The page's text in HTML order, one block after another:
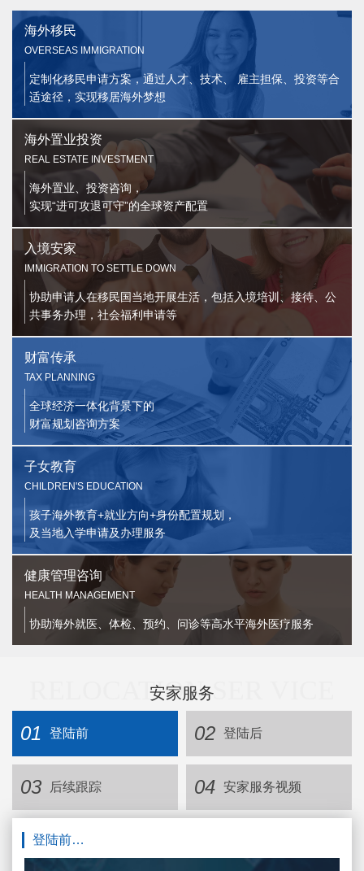
海外移民
OVERSEAS IMMIGRATION
定制化移民申请方案，通过人才、技术、 雇主担保、投资等合
适途径，实现移居海外梦想
海外置业投资
REAL ESTATE INVESTMENT
海外置业、投资咨询，
实现“进可攻退可守”的全球资产配置
入境安家
IMMIGRATION TO SETTLE DOWN
协助申请人在移民国当地开展生活，包括入境培训、接待、公
共事务办理，社会福利申请等
财富传承
TAX PLANNING
全球经济一体化背景下的
财富规划咨询方案
子女教育
CHILDREN'S EDUCATION
孩子海外教育+就业方向+身份配置规划，
及当地入学申请及办理服务
健康管理咨询
HEALTH MANAGEMENT
协助海外就医、体检、预约、问诊等高水平海外医疗服务
RELOCATION SER VICE
安家服务
01 登陆前 02 登陆后
03 后续跟踪 04 安家服务视频
登陆前…